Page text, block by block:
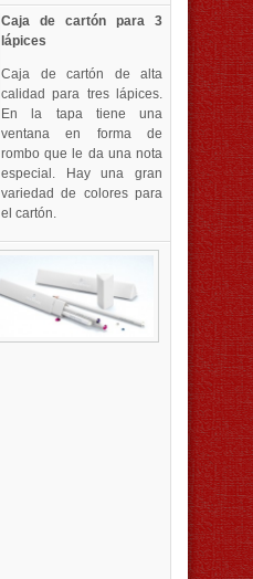
Caja de cartón para 3
lápices
Caja de cartón de alta
calidad para tres lápices.
En la tapa tiene una
ventana en forma de
rombo que le da una nota
especial. Hay una gran
variedad de colores para
el cartón.